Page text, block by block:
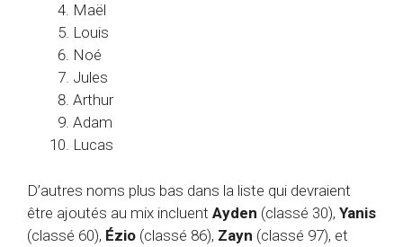
Maël
Louis
Noé
Jules
Arthur
Adam
Lucas
D’autres noms plus bas dans la liste qui devraient
être ajoutés au mix incluent Ayden (classé 30), Yanis
(classé 60), Ézio (classé 86), Zayn (classé 97), et